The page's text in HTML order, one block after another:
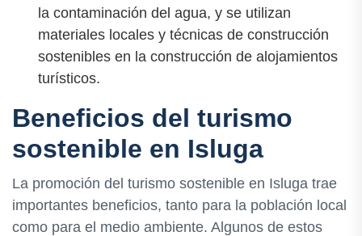
la contaminación del agua, y se utilizan
materiales locales y técnicas de construcción
sostenibles en la construcción de alojamientos
turísticos.
Beneficios del turismo
sostenible en Isluga
La promoción del turismo sostenible en Isluga trae
importantes beneficios, tanto para la población local
como para el medio ambiente. Algunos de estos